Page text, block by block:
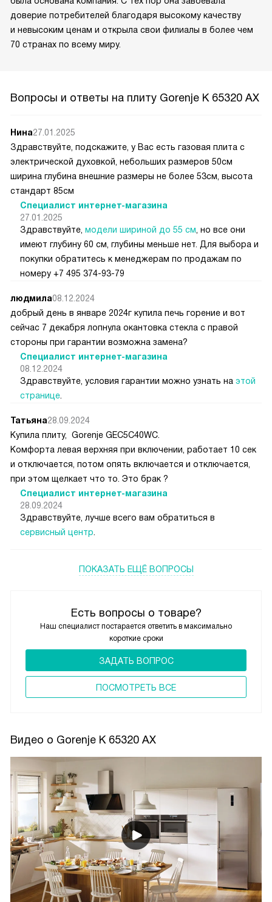
доверие потребителей благодаря высокому качеству
и невысоким ценам и открыла свои филиалы в более чем
70 странах по всему миру.
Вопросы и ответы на плиту Gorenje K 65320 AX
Есть вопросы о товаре?
Наш специалист постарается ответить в максимально
короткие сроки
ЗАДАТЬ ВОПРОС
ПОCМОТРЕТЬ ВСЕ
Нина27.01.2025
Здравствуйте, подскажите, у Вас есть газовая плита с
электрической духовкой, небольших размеров 50см
ширина глубина внешние размеры не более 53см, высота
стандарт 85см
Специалист интернет-магазина
27.01.2025
Здравствуйте, модели шириной до 55 см, но все они
имеют глубину 60 см, глубины меньше нет. Для выбора и
покупки обратитесь к менеджерам по продажам по
номеру +7 495 374-93-79
людмила08.12.2024
добрый день в январе 2024г купила печь горение и вот
сейчас 7 декабря лопнула окантовка стекла с правой
стороны при гарантии возможна замена?
Специалист интернет-магазина
08.12.2024
Здравствуйте, условия гарантии можно узнать на этой
странице.
Татьяна28.09.2024
Купила плиту, Gorenje GEC5C40WC.
Комфорта левая верхняя при включении, работает 10 сек
и отключается, потом опять включается и отключается,
при этом щелкает что то. Это брак ?
Специалист интернет-магазина
28.09.2024
Здравствуйте, лучше всего вам обратиться в
сервисный центр.
ПОКАЗАТЬ ЕЩЁ ВОПРОСЫ
Видео о Gorenje K 65320 AX